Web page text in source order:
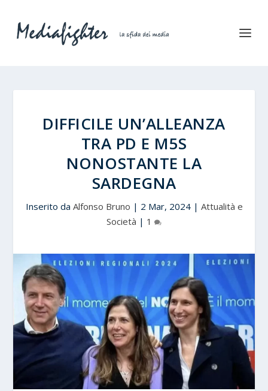
DIFFICILE UN’ALLEANZA
TRA PD E M5S
NONOSTANTE LA
SARDEGNA
Inserito da Alfonso Bruno | 2 Mar, 2024| Attualità e
Società | 1